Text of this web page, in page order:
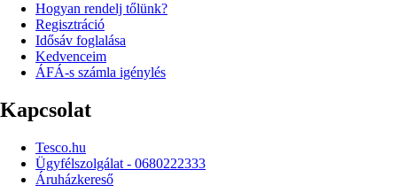
Hogyan rendelj tőlünk?
Regisztráció
Idősáv foglalása
Kedvenceim
ÁFÁ-s számla igénylés
Kapcsolat
Tesco.hu
Ügyfélszolgálat - 0680222333
Áruházkereső